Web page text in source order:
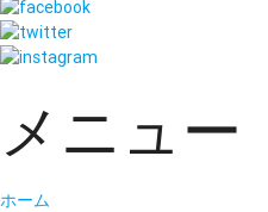
メニュー
ホーム